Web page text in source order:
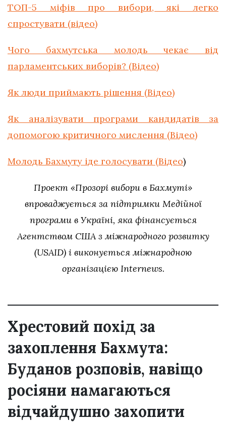
ТОП-5 міфів про вибори, які легко
спростувати (відео)
Чого бахмутська молодь чекає від
парламентських виборів? (Відео)
Як люди приймають рішення (Відео)
Як аналізувати програми кандидатів за
допомогою критичного мислення (Відео)
Молодь Бахмуту іде голосувати (Відео)
Проект «Прозорі вибори в Бахмуті»
впроваджується за підтримки Медійної
програми в Україні, яка фінансується
Агентством США з міжнародного розвитку
(USAID) і виконується міжнародною
організацією Internews.
Хрестовий похід за
захоплення Бахмута:
Буданов розповів, навіщо
росіяни намагаються
відчайдушно захопити